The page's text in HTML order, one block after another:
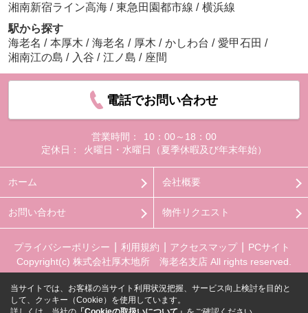
湘南新宿ライン高海 / 東急田園都市線 / 横浜線
駅から探す
海老名 / 本厚木 / 海老名 / 厚木 / かしわ台 / 愛甲石田 /
湘南江の島 / 入谷 / 江ノ島 / 座間
電話でお問い合わせ
営業時間：
10：00～18：00
定休日：
火曜日・水曜日（夏季休暇及び年末年始）
ホーム 会社概要
お問い合わせ 物件リクエスト
プライバシーポリシー 利用規約 アクセスマップ
PCサイト
Copyright(c) 株式会社厚木地所 海老名支店 All rights reserved.
当サイトでは、お客様の当サイト利用状況把握、サービス向上検討を目的と
して、クッキー（Cookie）を使用しています。